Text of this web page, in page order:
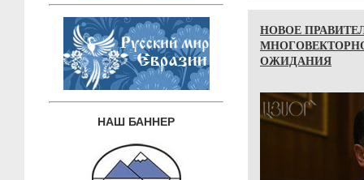
НАШ БАННЕР
НОВОЕ
ОЖИДАНИЯ